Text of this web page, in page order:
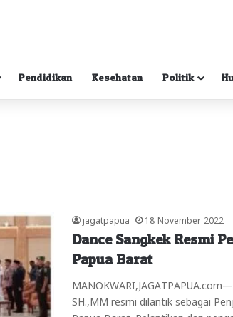
Pendidikan Kesehatan Politik
jagatpapua 18 November 2022
Dance Sangkek Resmi
Papua Barat
SH.,MM resmi dilantik sebagai